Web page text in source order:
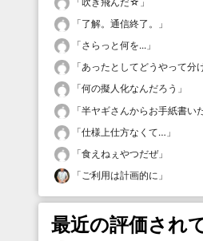
「了解。通信終了。
」
「さらっと何を... 」
「あったとしてどうやって分
「何の擬人化なんだろう 」
「半ヤギさんからお手紙書い
「仕様上仕方なくて… 」
「食えねぇやつだぜ」
「ご利用は計画的に 」
最近の評価され